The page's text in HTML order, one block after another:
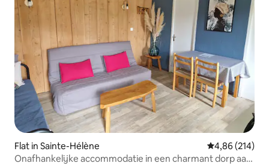
Flat in Sainte-Hélène Gemiddelde
4,86 (214)
Onafhankelijke accommodatie in een charmant dorp aan